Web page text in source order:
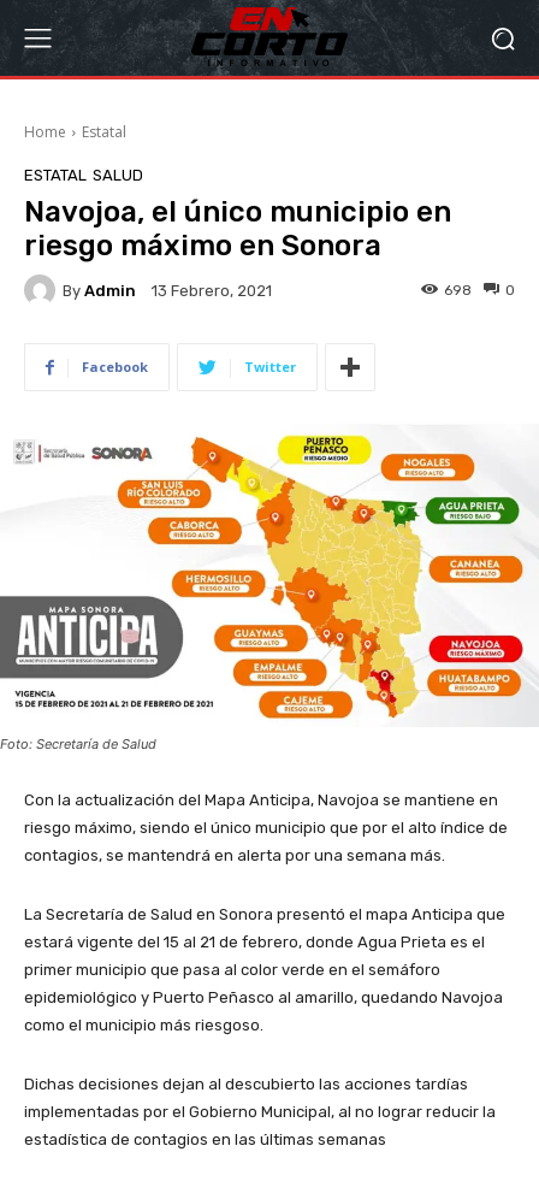
Home Estatal
ESTATAL SALUD
Navojoa, el único municipio en
riesgo máximo en Sonora
By Admin 13 Febrero, 2021 0
698
Facebook Twitter
Foto: Secretaría de Salud
Con la actualización del Mapa Anticipa, Navojoa se mantiene en
riesgo máximo, siendo el único municipio que por el alto índice de
contagios, se mantendrá en alerta por una semana más.
La Secretaría de Salud en Sonora presentó el mapa Anticipa que
estará vigente del 15 al 21 de febrero, donde Agua Prieta es el
primer municipio que pasa al color verde en el semáforo
epidemiológico y Puerto Peñasco al amarillo, quedando Navojoa
como el municipio más riesgoso.
Dichas decisiones dejan al descubierto las acciones tardías
implementadas por el Gobierno Municipal, al no lograr reducir la
estadística de contagios en las últimas semanas